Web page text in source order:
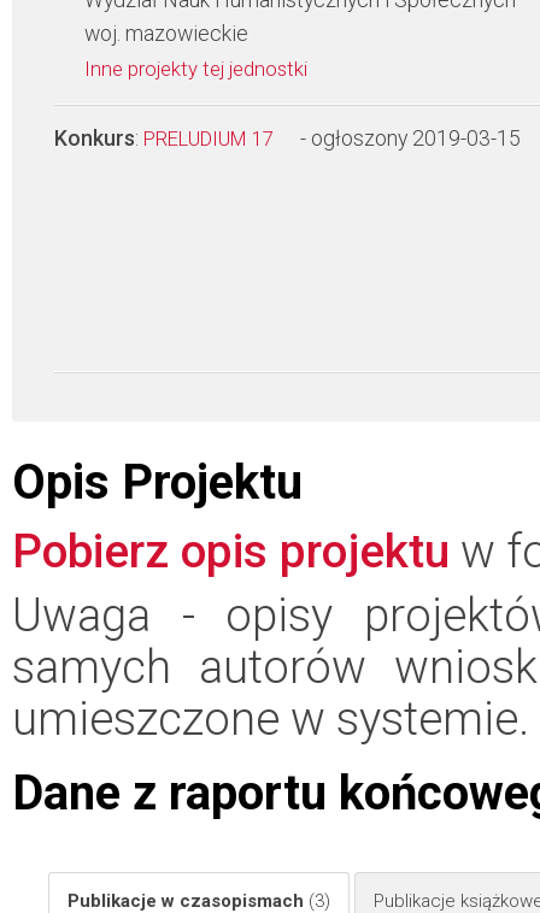
woj. mazowieckie
Inne projekty tej jednostki
Konkurs: PRELUDIUM 17 - ogłoszony 2019-03-15
Opis Projektu
Pobierz opis projektu w
Uwaga - opisy
samych autorów
umieszczone w systemie.
Dane z raportu
Publikacje w czasopismach (3) Publikacje